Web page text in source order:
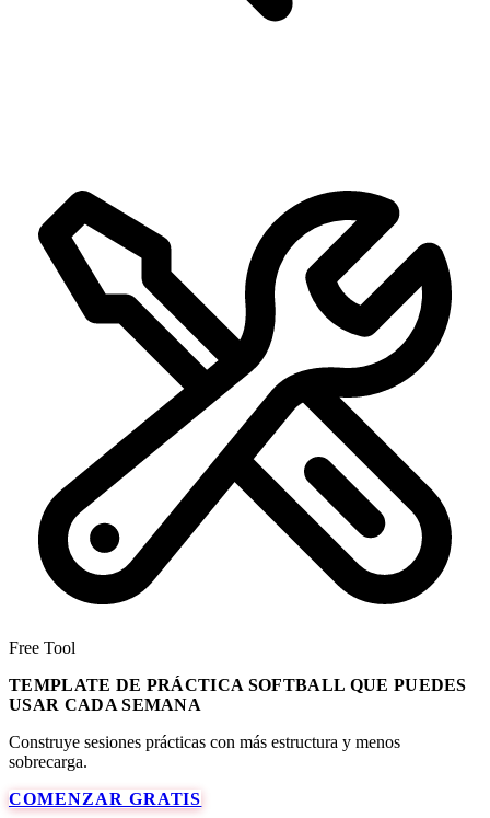
Free Tool
TEMPLATE DE PRÁCTICA SOFTBALL QUE PUEDES
USAR CADA SEMANA
Construye sesiones prácticas con más estructura y menos
sobrecarga.
COMENZAR GRATIS